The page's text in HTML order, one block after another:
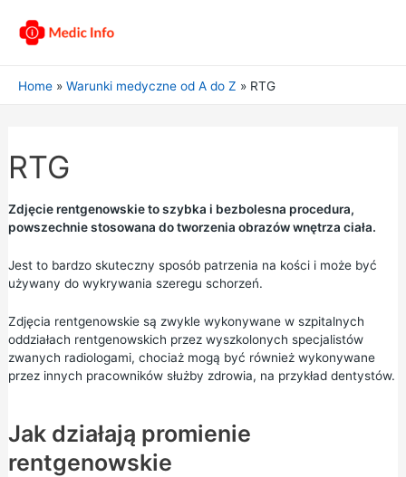
Home Warunki medyczne od A do Z RTG
RTG
Zdjęcie rentgenowskie to szybka i bezbolesna procedura,
powszechnie stosowana do tworzenia obrazów wnętrza ciała.
Jest to bardzo skuteczny sposób patrzenia na kości i może być
używany do wykrywania szeregu schorzeń.
Zdjęcia rentgenowskie są zwykle wykonywane w szpitalnych
oddziałach rentgenowskich przez wyszkolonych specjalistów
zwanych radiologami, chociaż mogą być również wykonywane
przez innych pracowników służby zdrowia, na przykład dentystów.
Jak działają promienie
rentgenowskie